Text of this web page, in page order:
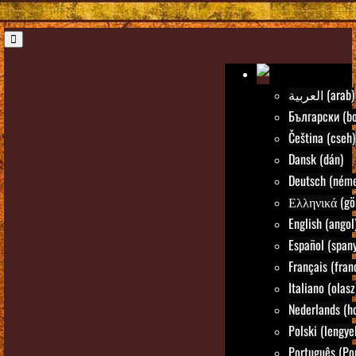
العربية (arab)
Български
Čeština (cseh)
Dansk (dán)
Deutsch
Ελληνικά
English
Español
Français
Italiano
Nederlands
Polski
Português